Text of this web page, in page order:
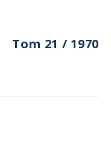
Tom 21 / 1970